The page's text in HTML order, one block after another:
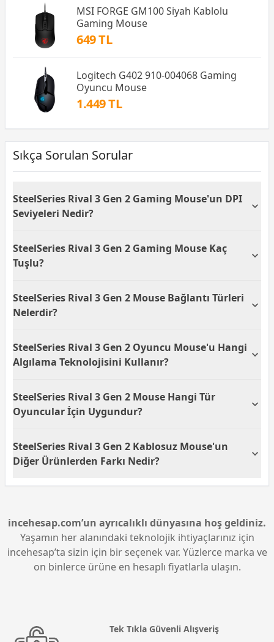
MSI FORGE GM100 Siyah Kablolu
Gaming Mouse
649 TL
Logitech G402 910-004068 Gaming
Oyuncu Mouse
1.449 TL
Sıkça Sorulan Sorular
SteelSeries Rival 3 Gen 2 Gaming Mouse'un DPI
Seviyeleri Nedir?
çözünürlük kapasitesiyle yüksek hassasiyet sunar. Bu
özellik, oyun sırasında fare hızını ihtiyaçlarınıza göre
SteelSeries Rival 3 Gen 2 Gaming Mouse Kaç
Tuşlu?
tuşa sahiptir. Bu tuşlar, oyun sırasında
özelleştirilebilir kısayollar belirlemenizi ve hızlı
SteelSeries Rival 3 Gen 2 Mouse Bağlantı Türleri
Nelerdir?
Bluetooth bağlantı seçeneklerini sunar. Bu,
kullanıcıya hem kablosuz özgürlük hem de sabit bir
SteelSeries Rival 3 Gen 2 Oyuncu Mouse'u Hangi
Algılama Teknolojisini Kullanır?
algılama teknolojisi kullanmaktadır. Bu teknoloji,
yüzeylerde hızlı ve hassas hareket algılayarak daha
iyi oyun performansı sağlar.
SteelSeries Rival 3 Gen 2 Mouse Hangi Tür
Oyuncular İçin Uygundur?
performans gerektiren tüm oyuncu türlerine
uygundur. Özellikle hızlı refleks ve hassas hareketler
SteelSeries Rival 3 Gen 2 Kablosuz Mouse'un
Diğer Ürünlerden Farkı Nedir?
SteelSeries Rival 3 Gen 2 Kablosuz Mouse, hem
hassasiyeti ile diğer ürünlere göre daha yüksek
performans sunar.
incehesap.com’un ayrıcalıklı dünyasına hoş geldiniz.
Yaşamın her alanındaki teknolojik ihtiyaçlarınız için
incehesap’ta sizin için bir seçenek var. Yüzlerce marka ve
on binlerce ürüne en hesaplı fiyatlarla ulaşın.
Tek Tıkla Güvenli Alışveriş